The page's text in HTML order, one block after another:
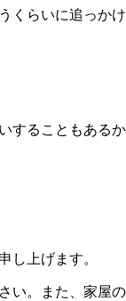
くらいに追っか
ることもあるか
し上げます。
い。また、家屋